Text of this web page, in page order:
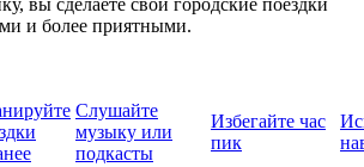
и более приятными.
Слушайте
музыку или
подкасты
Избегайте час
пик